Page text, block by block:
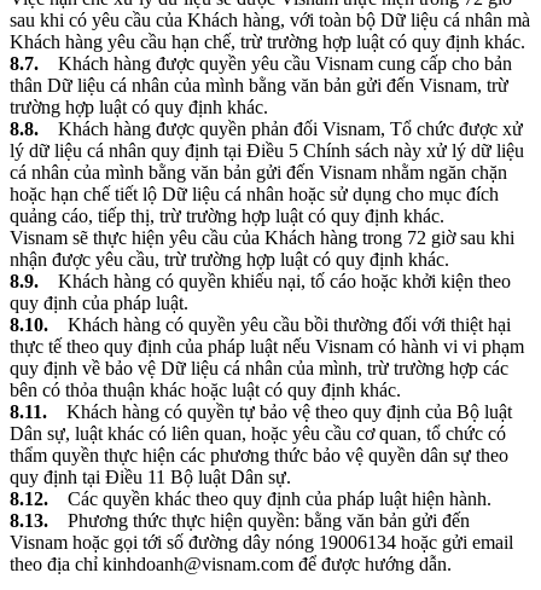
sau khi có yêu cầu của Khách hàng, với toàn bộ Dữ liệu cá nhân mà
Khách hàng yêu cầu hạn chế, trừ trường hợp luật có quy định khác.
8.7. Khách hàng được quyền yêu cầu Visnam cung cấp cho bản
thân Dữ liệu cá nhân của mình bằng văn bản gửi đến Visnam, trừ
trường hợp luật có quy định khác.
8.8. Khách hàng được quyền phản đối Visnam, Tổ chức được xử
lý dữ liệu cá nhân quy định tại Điều 5 Chính sách này xử lý dữ liệu
cá nhân của mình bằng văn bản gửi đến Visnam nhằm ngăn chặn
hoặc hạn chế tiết lộ Dữ liệu cá nhân hoặc sử dụng cho mục đích
quảng cáo, tiếp thị, trừ trường hợp luật có quy định khác.
Visnam sẽ thực hiện yêu cầu của Khách hàng trong 72 giờ sau khi
nhận được yêu cầu, trừ trường hợp luật có quy định khác.
8.9. Khách hàng có quyền khiếu nại, tố cáo hoặc khởi kiện theo
quy định của pháp luật.
8.10. Khách hàng có quyền yêu cầu bồi thường đối với thiệt hại
thực tế theo quy định của pháp luật nếu Visnam có hành vi vi phạm
quy định về bảo vệ Dữ liệu cá nhân của mình, trừ trường hợp các
bên có thỏa thuận khác hoặc luật có quy định khác.
8.11. Khách hàng có quyền tự bảo vệ theo quy định của Bộ luật
Dân sự, luật khác có liên quan, hoặc yêu cầu cơ quan, tổ chức có
thẩm quyền thực hiện các phương thức bảo vệ quyền dân sự theo
quy định tại Điều 11 Bộ luật Dân sự.
8.12. Các quyền khác theo quy định của pháp luật hiện hành.
8.13. Phương thức thực hiện quyền: bằng văn bản gửi đến
Visnam hoặc gọi tới số đường dây nóng 19006134 hoặc gửi email
theo địa chỉ kinhdoanh@visnam.com để được hướng dẫn.